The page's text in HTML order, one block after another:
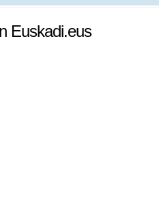
Euskadi.eus